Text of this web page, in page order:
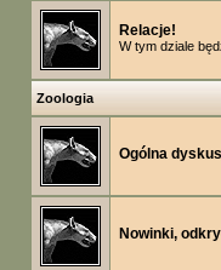
Relacje!
W tym dziale
Zoologia
Ogólna
Nowinki,